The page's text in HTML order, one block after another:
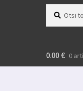
0.00 € 0